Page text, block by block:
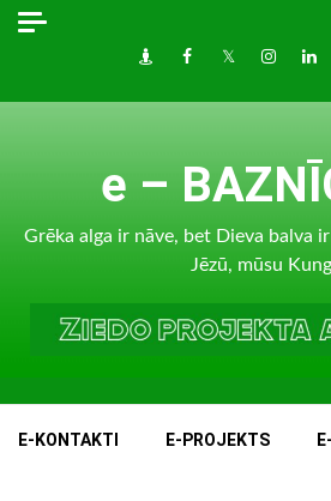
Skip
DraugiemFacebook
Twitter
e –
Grēka alga ir nāve, bet Dieva balva
Jēzū, mūsu
E-KONTAKTI E-PROJEKTS